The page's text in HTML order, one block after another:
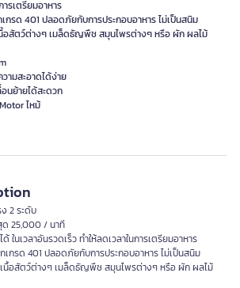
ารเตรียมอาหาร
กรด 401 ปลอดภัยกับการประกอบอาหาร ไม่เป็นสนิม
อสัตว์ต่างๆ เมล็ดธัญพืช สมุนไพรต่างๆ หรือ ผัก ผลไม้
ามสะอาดได้ง่าย
นย้ายได้สะดวก
ไหม้
2 ระดับ
ด 25,000 / นาที
ในเวลาอันรวดเร็ว ทำให้ลดเวลาในการเตรียมอาหาร
เกรด 401 ปลอดภัยกับการประกอบอาหาร ไม่เป็นสนิม
นื้อสัตว์ต่างๆ เมล็ดธัญพืช สมุนไพรต่างๆ หรือ ผัก ผลไม้